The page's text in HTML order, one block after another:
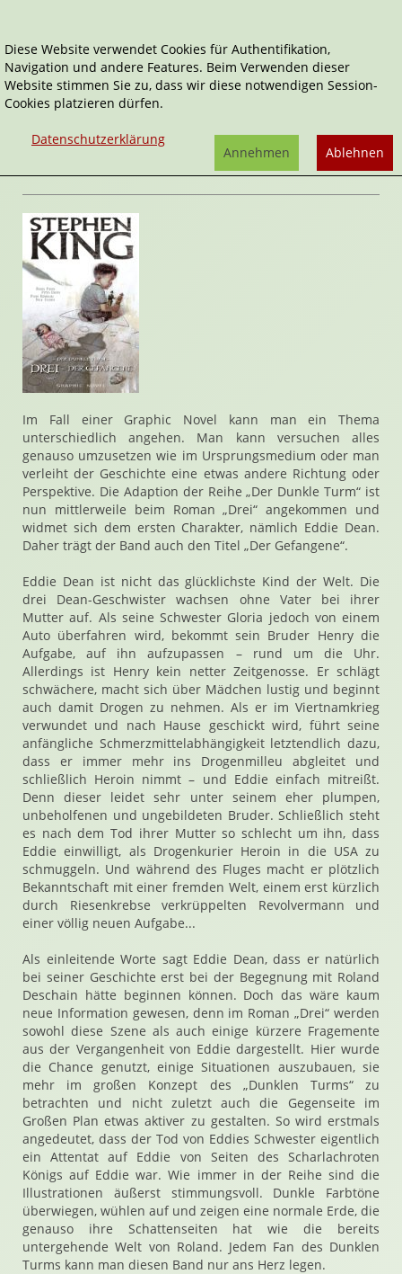
Home Comics Der Gefangene
Der Dunkle Turm
Der Gefangene
Im Fall einer Graphic Novel kann man ein Thema
unterschiedlich angehen. Man kann versuchen alles
genauso umzusetzen wie im Ursprungsmedium oder man
verleiht der Geschichte eine etwas andere Richtung oder
Perspektive. Die Adaption der Reihe „Der Dunkle Turm“ ist
nun mittlerweile beim Roman „Drei“ angekommen und
widmet sich dem ersten Charakter, nämlich Eddie Dean.
Daher trägt der Band auch den Titel „Der Gefangene“.
Eddie Dean ist nicht das glücklichste Kind der Welt. Die
drei Dean-Geschwister wachsen ohne Vater bei ihrer
Mutter auf. Als seine Schwester Gloria jedoch von einem
Auto überfahren wird, bekommt sein Bruder Henry die
Aufgabe, auf ihn aufzupassen – rund um die Uhr.
Allerdings ist Henry kein netter Zeitgenosse. Er schlägt
schwächere, macht sich über Mädchen lustig und beginnt
auch damit Drogen zu nehmen. Als er im Viertnamkrieg
verwundet und nach Hause geschickt wird, führt seine
anfängliche Schmerzmittelabhängigkeit letztendlich dazu,
dass er immer mehr ins Drogenmilleu abgleitet und
schließlich Heroin nimmt – und Eddie einfach mitreißt.
Denn dieser leidet sehr unter seinem eher plumpen,
unbeholfenen und ungebildeten Bruder. Schließlich steht
es nach dem Tod ihrer Mutter so schlecht um ihn, dass
Eddie einwilligt, als Drogenkurier Heroin in die USA zu
schmuggeln. Und während des Fluges macht er plötzlich
Bekanntschaft mit einer fremden Welt, einem erst kürzlich
durch Riesenkrebse verkrüppelten Revolvermann und
einer völlig neuen Aufgabe...
Als einleitende Worte sagt Eddie Dean, dass er natürlich
bei seiner Geschichte erst bei der Begegnung mit Roland
Deschain hätte beginnen können. Doch das wäre kaum
neue Information gewesen, denn im Roman „Drei“ werden
sowohl diese Szene als auch einige kürzere Fragemente
aus der Vergangenheit von Eddie dargestellt. Hier wurde
die Chance genutzt, einige Situationen auszubauen, sie
mehr im großen Konzept des „Dunklen Turms“ zu
betrachten und nicht zuletzt auch die Gegenseite im
Großen Plan etwas aktiver zu gestalten. So wird erstmals
angedeutet, dass der Tod von Eddies Schwester eigentlich
ein Attentat auf Eddie von Seiten des Scharlachroten
Königs auf Eddie war. Wie immer in der Reihe sind die
Illustrationen äußerst stimmungsvoll. Dunkle Farbtöne
überwiegen, wühlen auf und zeigen eine normale Erde, die
genauso ihre Schattenseiten hat wie die bereits
untergehende Welt von Roland. Jedem Fan des Dunklen
Turms kann man diesen Band nur ans Herz legen.
Diese Website verwendet Cookies für Authentifikation,
Navigation und andere Features. Beim Verwenden dieser
Website stimmen Sie zu, dass wir diese notwendigen Session-
Cookies platzieren dürfen.
Datenschutzerklärung
Ablehnen
Annehmen